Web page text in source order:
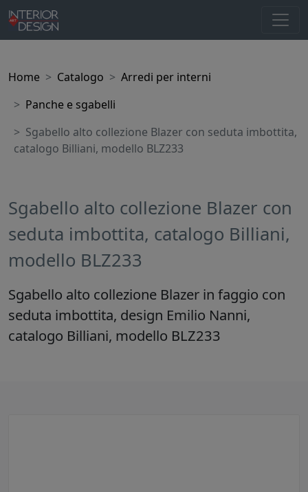
Home Catalogo
Arredi per interni
Panche e sgabelli
Sgabello alto collezione Blazer con seduta imbottita,
catalogo Billiani, modello BLZ233
Sgabello alto collezione Blazer con
seduta imbottita, catalogo Billiani,
modello BLZ233
Sgabello alto collezione Blazer in faggio con
seduta imbottita, design Emilio Nanni,
catalogo Billiani, modello BLZ233